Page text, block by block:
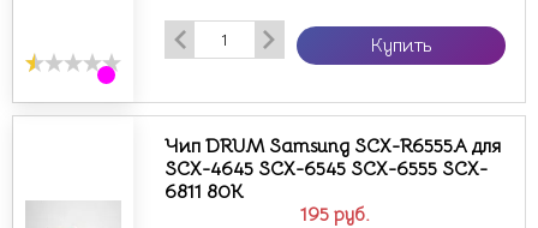
Купить
195 руб.
Чип DRUM Samsung SCX-R6555A для
SCX-4645 SCX-6545 SCX-6555 SCX-
6811 80K